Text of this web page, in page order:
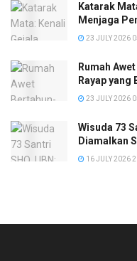
Katarak
Menjaga
23 JULY 2026
Rumah
Rayap
23 JULY 2026
Wisuda 73
Diamalkan
16 JULY 2026